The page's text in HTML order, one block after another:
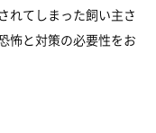
れてしまった飼い主さ
怖と対策の必要性をお